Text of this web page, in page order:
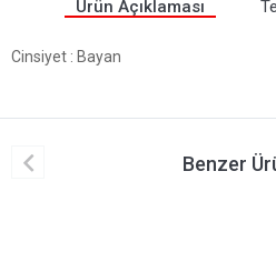
Ürün Açıklaması
Cinsiyet : Bayan
Benzer